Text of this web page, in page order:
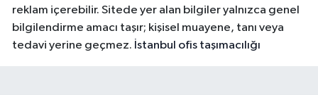
reklam içerebilir. Sitede yer alan bilgiler yalnızca genel
bilgilendirme amacı taşır; kişisel muayene, tanı veya
tedavi yerine geçmez. İstanbul ofis taşımacılığı